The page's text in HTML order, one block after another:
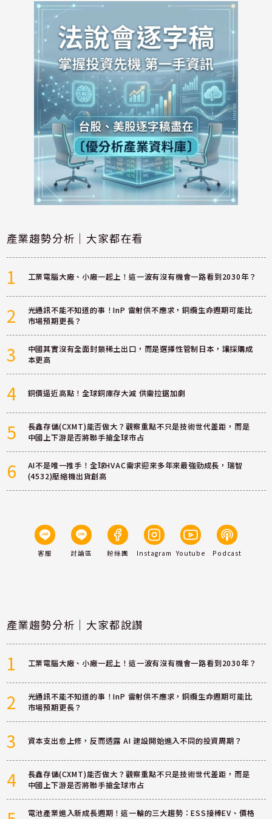
產業趨勢分析｜大家都在看
1 工業電腦大廠、小廠一起上！這一波有沒有機會一路看到2030年？
2
光通訊不能不知道的事！InP 雷射供不應求，銅纜生命週期可能比
市場預期更長？
3
中國其實沒有全面封鎖稀土出口，而是選擇性管制日本，讓採購成
本更高
4 銅價逼近高點！全球銅庫存大減 供需拉鋸加劇
5
長鑫存儲(CXMT)能否做大？觀察重點不只是技術世代差距，而是
中國上下游是否將聯手搶全球市占
6
AI不是唯一推手！全球HVAC需求迎來多年來最強勁成長，瑞智
(4532)壓縮機出貨創高
客服 討論區 粉絲團 Instagram Youtube Podcast
產業趨勢分析｜大家都說讚
1 工業電腦大廠、小廠一起上！這一波有沒有機會一路看到2030年？
2
光通訊不能不知道的事！InP 雷射供不應求，銅纜生命週期可能比
市場預期更長？
3 資本支出愈上修，反而透露 AI 建設開始進入不同的投資周期？
4
長鑫存儲(CXMT)能否做大？觀察重點不只是技術世代差距，而是
中國上下游是否將聯手搶全球市占
電池產業進入新成長週期！這一輪的三大趨勢：ESS接棒EV、價格